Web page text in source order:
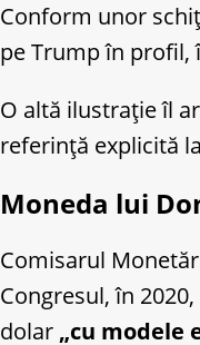
Conform unor
pe Trump în profil,
O altă ilustrație îl
referință explicită
Moneda lui
Comisarul
Congresul, în
dolar „cu modele